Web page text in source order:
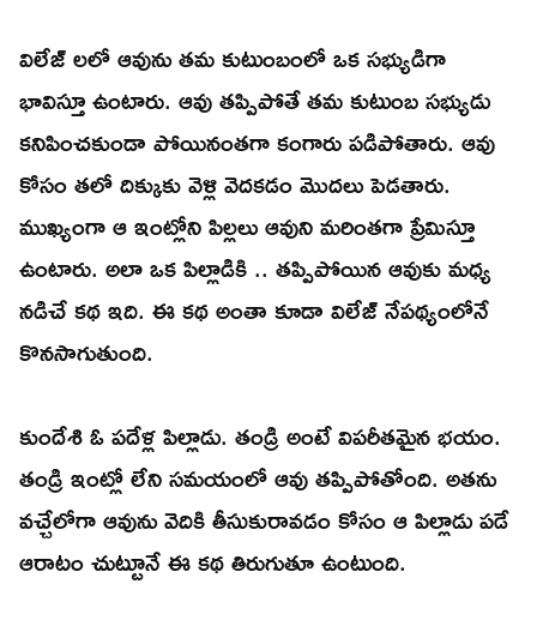
విలేజ్ లలో ఆవును తమ కుటుంబంలో ఒక సభ్యుడిగా
భావిస్తూ ఉంటారు. ఆవు తప్పిపోతే తమ కుటుంబ సభ్యుడు
కనిపించకుండా పోయినంతగా కంగారు పడిపోతారు. ఆవు
కోసం తలో దిక్కుకు వెళ్లి వెదకడం మొదలు పెడతారు.
ముఖ్యంగా ఆ ఇంట్లోని పిల్లలు ఆవుని మరింతగా ప్రేమిస్తూ
ఉంటారు. అలా ఒక పిల్లాడికి .. తప్పిపోయిన ఆవుకు మధ్య
నడిచే కథ ఇది. ఈ కథ అంతా కూడా విలేజ్ నేపథ్యంలోనే
కొనసాగుతుంది.
కుందేశి ఓ పదేళ్ల పిల్లాడు. తండ్రి అంటే విపరీతమైన భయం.
తండ్రి ఇంట్లో లేని సమయంలో ఆవు తప్పిపోతోంది. అతను
వచ్చేలోగా ఆవును వెదికి తీసుకురావడం కోసం ఆ పిల్లాడు పడే
ఆరాటం చుట్టూనే ఈ కథ తిరుగుతూ ఉంటుంది.